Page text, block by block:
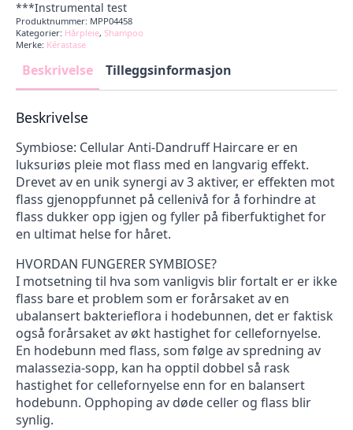
***Instrumental test
Produktnummer: MPP04458
Kategorier: Hårpleie, Shampoo
Merke: Kérastase
Beskrivelse Tilleggsinformasjon
Beskrivelse
Symbiose: Cellular Anti-Dandruff Haircare er en
luksuriøs pleie mot flass med en langvarig effekt.
Drevet av en unik synergi av 3 aktiver, er effekten mot
flass gjenoppfunnet på cellenivå for å forhindre at
flass dukker opp igjen og fyller på fiberfuktighet for
en ultimat helse for håret.
HVORDAN FUNGERER SYMBIOSE?
I motsetning til hva som vanligvis blir fortalt er er ikke
flass bare et problem som er forårsaket av en
ubalansert bakterieflora i hodebunnen, det er faktisk
også forårsaket av økt hastighet for cellefornyelse.
En hodebunn med flass, som følge av spredning av
malassezia-sopp, kan ha opptil dobbel så rask
hastighet for cellefornyelse enn for en balansert
hodebunn. Opphoping av døde celler og flass blir
synlig.